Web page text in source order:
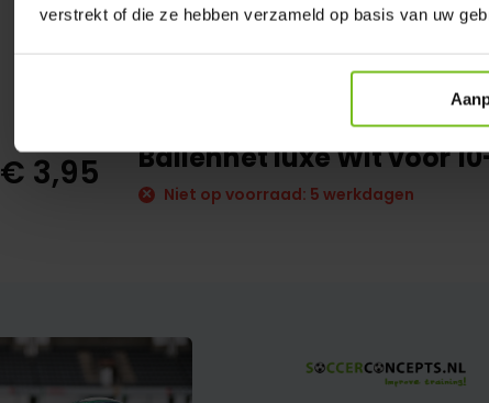
verstrekt of die ze hebben verzameld op basis van uw
€ 3,95 Ballennet luxe Wit voor
Niet op voorraad: 5 werkdagen